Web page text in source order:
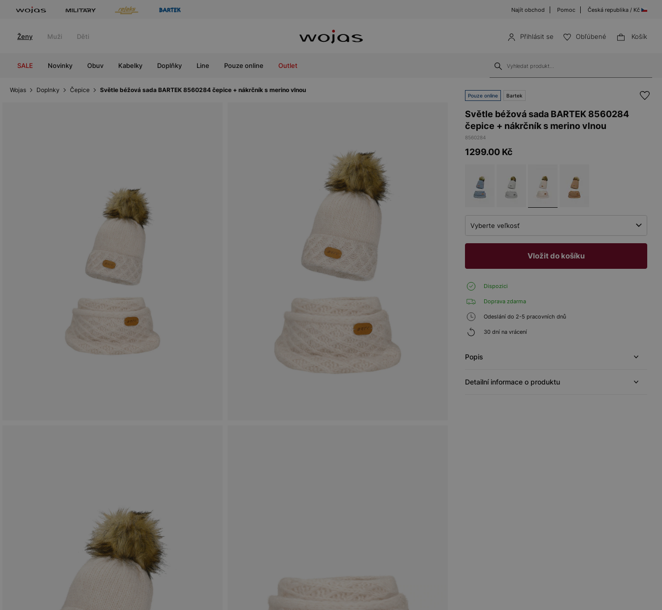
Najít obchod Pomoc Česká republika / Kč
Ženy Muži Děti Přihlásit se Obľúbené Košík
SALE Novinky Obuv Kabelky Doplňky Line Pouze online Outlet
Wojas Doplnky Čepice Světle béžová sada BARTEK 8560284 čepice + nákrčník s merino vlnou
Pouze online Bartek
Světle béžová sada BARTEK 8560284
čepice + nákrčník s merino vlnou
8560284
1299.00 Kč
Vyberte veľkosť
Vložit do košíku
Dispozici
Doprava zdarma
Odeslání do 2-5 pracovních dnů
30 dní na vrácení
Popis
Detailní informace o produktu